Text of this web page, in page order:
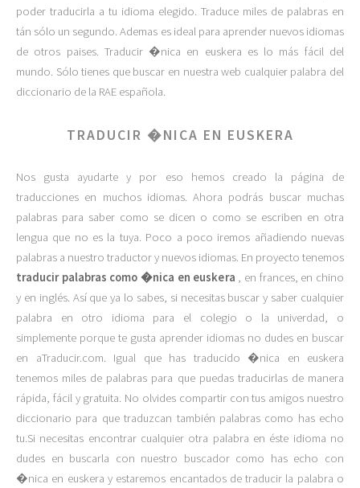
poder traducirla a tu idioma elegido. Traduce miles de palabras en
tán sólo un segundo. Ademas es ideal para aprender nuevos idiomas
de otros paises. Traducir �nica en euskera es lo más fácil del
mundo. Sólo tienes que buscar en nuestra web cualquier palabra del
diccionario de la RAE española.
TRADUCIR �NICA EN EUSKERA
Nos gusta ayudarte y por eso hemos creado la página de
traducciones en muchos idiomas. Ahora podrás buscar muchas
palabras para saber como se dicen o como se escriben en otra
lengua que no es la tuya. Poco a poco iremos añadiendo nuevas
palabras a nuestro traductor y nuevos idiomas. En proyecto tenemos
traducir palabras como �nica en euskera
, en frances, en chino
y en inglés. Así que ya lo sabes, si necesitas buscar y saber cualquier
palabra en otro idioma para el colegio o la univerdad, o
simplemente porque te gusta aprender idiomas no dudes en buscar
en aTraducir.com. Igual que has traducido �nica en euskera
tenemos miles de palabras para que puedas traducirlas de manera
rápida, fácil y gratuita. No olvides compartir con tus amigos nuestro
diccionario para que traduzcan también palabras como has echo
tu.Si necesitas encontrar cualquier otra palabra en éste idioma no
dudes en buscarla con nuestro buscador como has echo con
�nica en euskera y estaremos encantados de traducir la palabra o